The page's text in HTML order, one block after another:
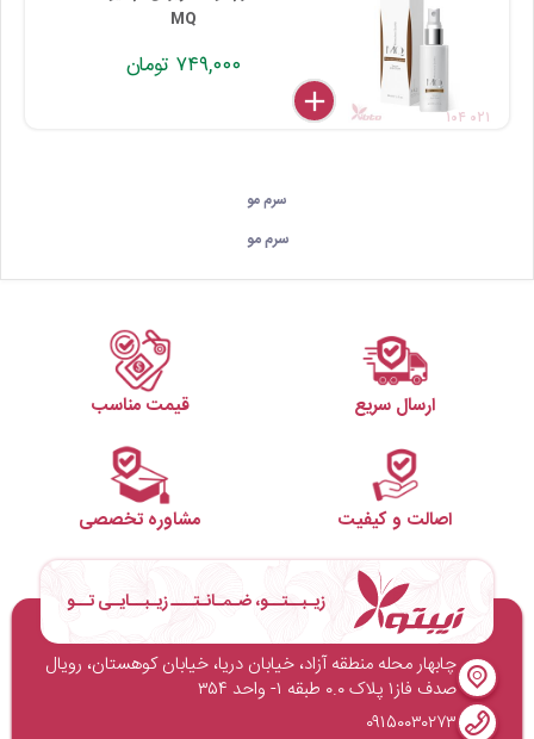
MQ
۷۴۹,۰۰۰ تومان
delete
remove
add
۱۰۴ ۰۲۱
سرم مو
سرم مو
ارسال سریع قیمت مناسب
اصالت و کیفیت مشاوره تخصصی
زیـبــتــو، ضـمـانـتـــ زیـبــایـی تــو
چابهار محله منطقه آزاد، خیابان دریا، خیابان کوهستان، رویال
صدف فاز۱ پلاک ۰.۰ طبقه ۱- واحد ۳۵۴
۰۹۱۵۰۰۳۰۲۷۳